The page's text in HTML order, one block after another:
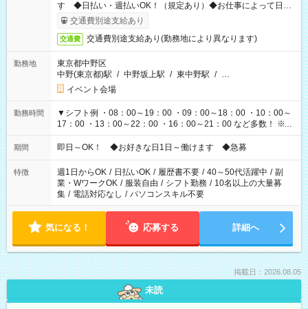
す ◆日払い・週払いOK！（規定あり）◆お仕事によって日給
も異なります
交通費別途支給あり
交通費 交通費別途支給あり(勤務地により異なります)
勤務地
東京都中野区
中野(東京都)駅 / 中野坂上駅 / 東中野駅 / …
イベント会場
勤務時間
▼シフト例 ・08：00～19：00 ・09：00～18：00 ・10：00～
17：00 ・13：00～22：00 ・16：00～21：00 など多数！ ※お
仕事により勤務時間が異なります
期間 即日～OK！ ◆お好きな日1日～働けます ◆急募
特徴 週1日からOK / 日払いOK / 履歴書不要 / 40～50代活躍中 / 副
業・WワークOK / 服装自由 / シフト勤務 / 10名以上の大量募
集 / 電話対応なし / パソコンスキル不要
気になる！ 応募する 詳細へ
掲載日：2026.08.05
未読